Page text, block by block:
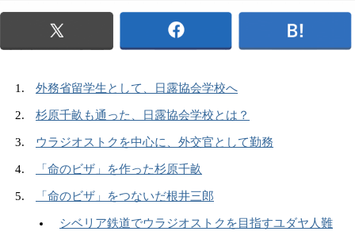
外務省留学生として、日露協会学校へ
杉原千畝も通った、日露協会学校とは？
ウラジオストクを中心に、外交官として勤務
「命のビザ」を作った杉原千畝
「命のビザ」をつないだ根井三郎
シベリア鉄道でウラジオストクを目指すユダヤ人難